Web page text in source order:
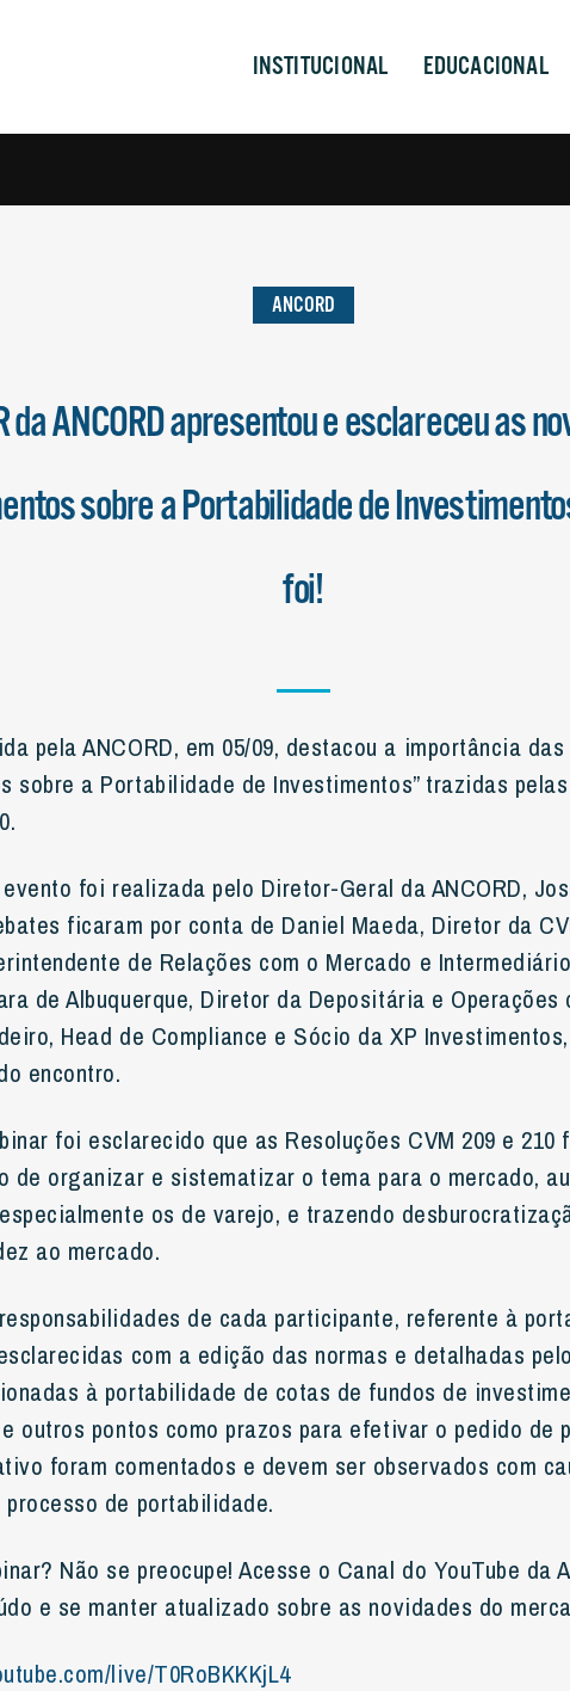
INSTITUCIONAL EDUCACIONAL
ANCORD
da ANCORD apresentou e esclareceu as
sobre a Portabilidade de
foi!
pela ANCORD, em 05/09, destacou a importância
sobre a Portabilidade de Investimentos” trazidas
foi realizada pelo Diretor-Geral da ANCORD,
ficaram por conta de Daniel Maeda, Diretor da
de Relações com o Mercado e
de Albuquerque, Diretor da Depositária e Operações
Head de Compliance e Sócio da XP
encontro.
foi esclarecido que as Resoluções CVM 209 e 210
de organizar e sistematizar o tema para o mercado,
os de varejo, e trazendo
ao mercado.
de cada participante, referente à
com a edição das normas e detalhadas
à portabilidade de cotas de fundos de
outros pontos como prazos para efetivar o pedido de
foram comentados e devem ser observados com
de portabilidade.
Não se preocupe! Acesse o Canal do YouTube da
e se manter atualizado sobre as novidades do
live/T0RoBKKKjL4